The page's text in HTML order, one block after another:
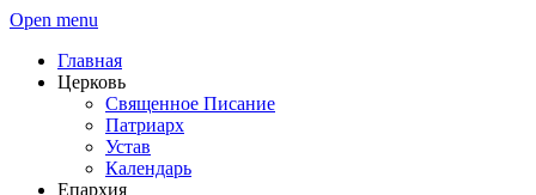
Open menu
Главная
Церковь
Священное Писание
Патриарх
Устав
Календарь
Епархия